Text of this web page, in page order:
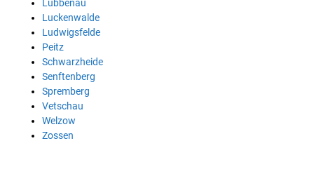
Lübbenau
Luckenwalde
Ludwigsfelde
Peitz
Schwarzheide
Senftenberg
Spremberg
Vetschau
Welzow
Zossen